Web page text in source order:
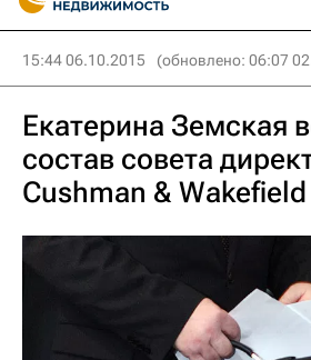
15:44 06.10.2015 (обновлено: 06:07
Екатерина Земская
состав совета
Cushman & Wakefield